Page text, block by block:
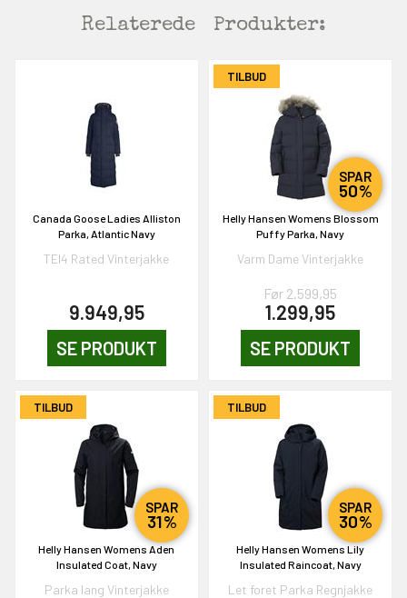
Relaterede Produkter:
Canada Goose Ladies Alliston
Parka, Atlantic Navy
TEI4 Rated Vinterjakke
9.949,95
SE PRODUKT
TILBUD
SPAR
50%
Helly Hansen Womens Blossom
Puffy Parka, Navy
Varm Dame Vinterjakke
Før 2.599,95
1.299,95
SE PRODUKT
TILBUD
SPAR
31%
Helly Hansen Womens Aden
Insulated Coat, Navy
Parka lang Vinterjakke
TILBUD
SPAR
30%
Helly Hansen Womens Lily
Insulated Raincoat, Navy
Let foret Parka Regnjakke